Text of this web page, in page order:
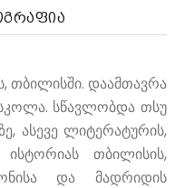
თბილისში. დაამთავრა
სწავლობდა თსუ
ასევე ლიტერატურის,
თბილისის,
და მადრიდის